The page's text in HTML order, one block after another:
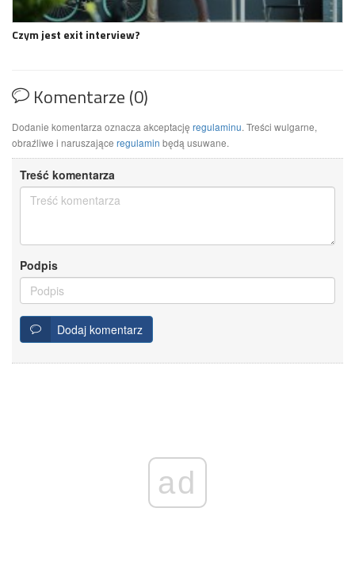
Czym jest exit interview?
Komentarze (0)
Dodanie komentarza oznacza akceptację regulaminu. Treści wulgarne,
obraźliwe i naruszające regulamin będą usuwane.
Treść komentarza
Podpis
Dodaj komentarz
ad